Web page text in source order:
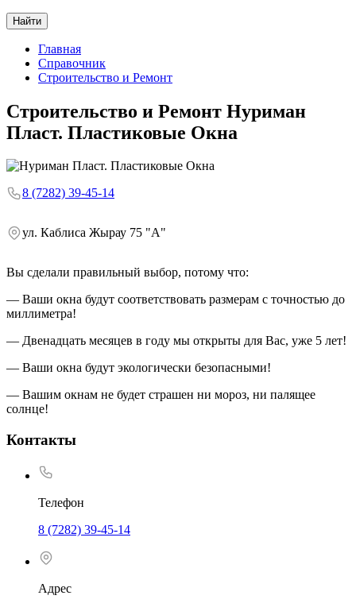
Найти
Главная
Справочник
Строительство и Ремонт
Строительство и Ремонт Нуриман
Пласт. Пластиковые Окна
8 (7282) 39-45-14
ул. Каблиса Жырау 75 "А"
Вы сделали правильный выбор, потому что:
— Ваши окна будут соответствовать размерам с точностью до
миллиметра!
— Двенадцать месяцев в году мы открыты для Вас, уже 5 лет!
— Ваши окна будут экологически безопасными!
— Вашим окнам не будет страшен ни мороз, ни палящее
солнце!
Контакты
Телефон
8 (7282) 39-45-14
Адрес